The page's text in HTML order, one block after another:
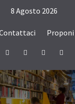
8 Agosto 2026
FacebookTwitterInstagram